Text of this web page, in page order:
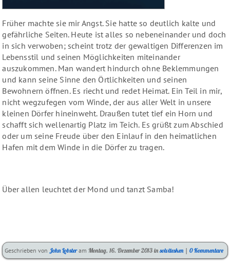
Früher machte sie mir Angst. Sie hatte so deutlich kalte und
gefährliche Seiten. Heute ist alles so nebeneinander und doch
in sich verwoben; scheint trotz der gewaltigen Differenzen im
Lebensstil und seinen Möglichkeiten miteinander
auszukommen. Man wandert hindurch ohne Beklemmungen
und kann seine Sinne den Örtlichkeiten und seinen
Bewohnern öffnen. Es riecht und redet Heimat. Ein Teil in mir,
nicht wegzufegen vom Winde, der aus aller Welt in unsere
kleinen Dörfer hineinweht. Draußen tutet tief ein Horn und
schafft sich wellenartig Platz im Teich. Es grüßt zum Abschied
oder um seine Freude über den Einlauf in den heimatlichen
Hafen mit dem Winde in die Dörfer zu tragen.
Über allen leuchtet der Mond und tanzt Samba!
Geschrieben vonJohn Lobsteram Montag, 16. Dezember 2013 inKategorien:
solvitesken |0 Kommentare